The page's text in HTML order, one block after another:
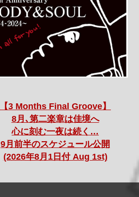
【3 Months Final Groove】
8月､第二楽章は佳境へ
心に刻む一夜は続く…
9月前半のスケジュール公開
(2026年8月1日付 Aug 1st)